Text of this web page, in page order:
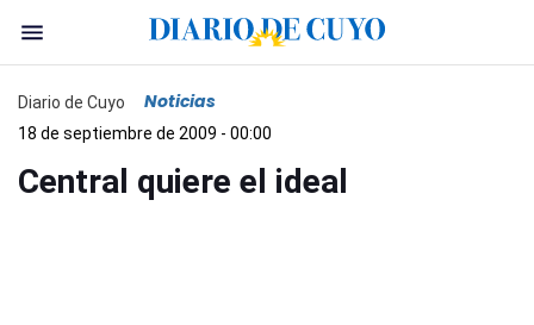
Diario de Cuyo Noticias
18 de septiembre de 2009 - 00:00
Central quiere el ideal